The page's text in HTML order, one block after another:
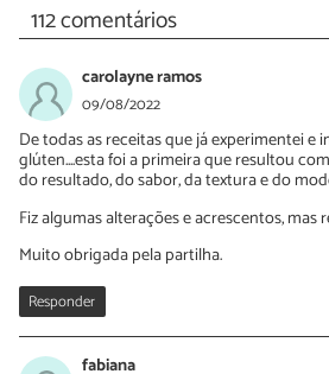
112 comentários
carolayne ramos
09/08/2022
De todas as receitas que já experimentei e
glúten....esta foi a primeira que resultou
do resultado, do sabor, da textura e do
Fiz algumas alterações e acrescentos,
Muito obrigada pela partilha.
Responder
fabiana